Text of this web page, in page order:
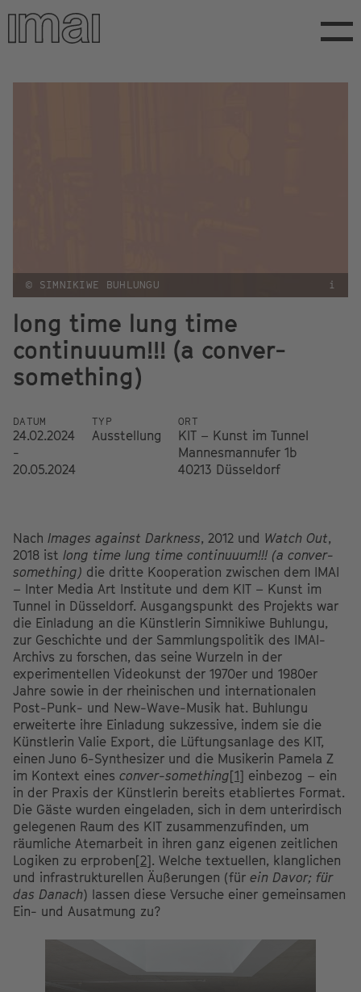
Direkt
zum
Inhalt
© SIMNIKIWE BUHLUNGU i
long time lung time
continuuum!!! (a conver-
something)
DATUM
24.02.2024
-
20.05.2024
TYP
Ausstellung
ORT
KIT – Kunst im Tunnel
Mannesmannufer 1b
40213 Düsseldorf
Nach Images against Darkness, 2012 und Watch Out,
2018 ist long time lung time continuuum!!! (a conver-
something) die dritte Kooperation zwischen dem IMAI
– Inter Media Art Institute und dem KIT – Kunst im
Tunnel in Düsseldorf. Ausgangspunkt des Projekts war
die Einladung an die Künstlerin Simnikiwe Buhlungu,
zur Geschichte und der Sammlungspolitik des IMAI-
Archivs zu forschen, das seine Wurzeln in der
experimentellen Videokunst der 1970er und 1980er
Jahre sowie in der rheinischen und internationalen
Post-Punk- und New-Wave-Musik hat. Buhlungu
erweiterte ihre Einladung sukzessive, indem sie die
Künstlerin Valie Export, die Lüftungsanlage des KIT,
einen Juno 6-Synthesizer und die Musikerin Pamela Z
im Kontext eines conver-something[1] einbezog – ein
in der Praxis der Künstlerin bereits etabliertes Format.
Die Gäste wurden eingeladen, sich in dem unterirdisch
gelegenen Raum des KIT zusammenzufinden, um
räumliche Atemarbeit in ihren ganz eigenen zeitlichen
Logiken zu erproben[2]. Welche textuellen, klanglichen
und infrastrukturellen Äußerungen (für ein Davor; für
das Danach) lassen diese Versuche einer gemeinsamen
Ein- und Ausatmung zu?